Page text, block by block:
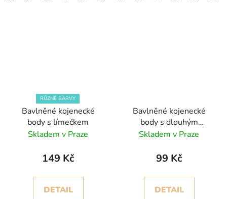
RŮZNÉ BARVY
Bavlněné kojenecké
body s límečkem
Skladem v Praze
149 Kč
DETAIL
Bavlněné kojenecké
body s dlouhým
rukávem, potisk
Skladem v Praze
99 Kč
DETAIL